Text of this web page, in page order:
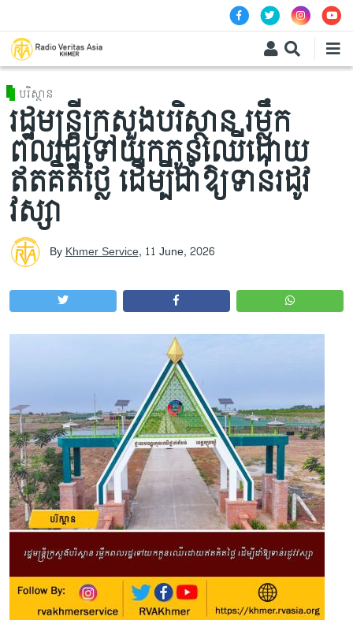
បរិស្ថាន
រដ្ឋមន្ត្រីក្រសួងបរិស្ថាន រម្លឹក
ពលរដ្ឋទៅយកកូនឈើដោយ
ឥតគិតថ្លៃ ដើម្បីដាំឱ្យទាន់រដូវ
វស្សា
ByKhmer Service, 11 June, 2026